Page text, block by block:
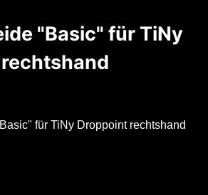
"Basic" für TiNy